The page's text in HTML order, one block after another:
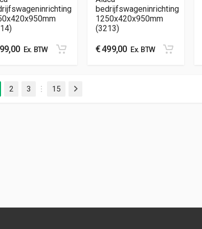
Ex. BTW
bedrijfswageninrichting
1250x420x950mm
(3213)
€499,00Ex. BTW
2 3
…
15 Volgende